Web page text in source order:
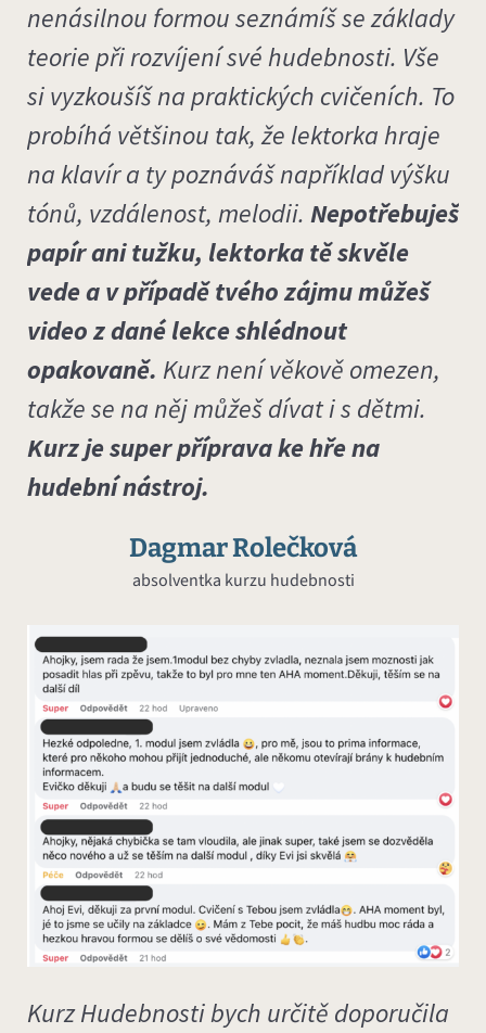
nenásilnou formou seznámíš se základy
teorie při rozvíjení své hudebnosti. Vše
si vyzkoušíš na praktických cvičeních. To
probíhá většinou tak, že lektorka hraje
na klavír a ty poznáváš například výšku
tónů, vzdálenost, melodii. Nepotřebuješ
papír ani tužku, lektorka tě skvěle
vede a v případě tvého zájmu můžeš
video z dané lekce shlédnout
opakovaně. Kurz není věkově omezen,
takže se na něj můžeš dívat i s dětmi.
Kurz je super příprava ke hře na
hudební nástroj.
Dagmar Rolečková
absolventka kurzu hudebnosti
Kurz Hudebnosti bych určitě doporučila